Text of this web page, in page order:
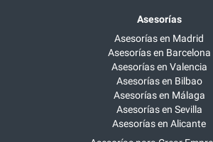
Asesorías
Asesorías en Madrid
Asesorías en Barcelona
Asesorías en Valencia
Asesorías en Bilbao
Asesorías en Málaga
Asesorías en Sevilla
Asesorías en Alicante